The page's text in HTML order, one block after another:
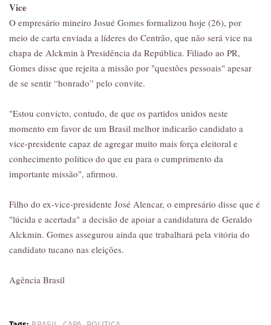
Vice
O empresário mineiro Josué Gomes formalizou hoje (26), por
meio de carta enviada a líderes do Centrão, que não será vice na
chapa de Alckmin à Presidência da República. Filiado ao PR,
Gomes disse que rejeita a missão por "questões pessoais" apesar
de se sentir “honrado” pelo convite.
"Estou convicto, contudo, de que os partidos unidos neste
momento em favor de um Brasil melhor indicarão candidato a
vice-presidente capaz de agregar muito mais força eleitoral e
conhecimento político do que eu para o cumprimento da
importante missão", afirmou.
Filho do ex-vice-presidente José Alencar, o empresário disse que é
"lúcida e acertada" a decisão de apoiar a candidatura de Geraldo
Alckmin. Gomes assegurou ainda que trabalhará pela vitória do
candidato tucano nas eleições.
Agência Brasil